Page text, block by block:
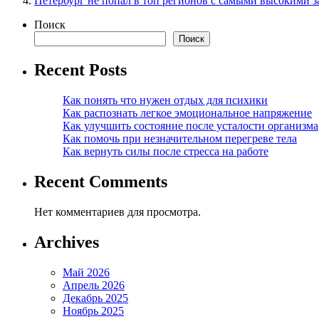
Поиск
Поиск
Recent Posts
Как понять что нужен отдых для психики
Как распознать легкое эмоциональное напряжение
Как улучшить состояние после усталости организма
Как помочь при незначительном перегреве тела
Как вернуть силы после стресса на работе
Recent Comments
Нет комментариев для просмотра.
Archives
Май 2026
Апрель 2026
Декабрь 2025
Ноябрь 2025